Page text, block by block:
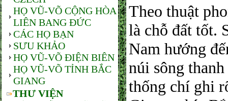
HỌ VŨ-VÕ CỘNG HÒA
LIÊN BANG ĐỨC
CÁC HỌ BẠN
SƯU KHẢO
HỌ VŨ-VÕ ĐIỆN BIÊN
HỌ VŨ-VÕ TỈNH BẮC
GIANG
THƯ VIỆN
Theo thuật
là chỗ đất tốt.
Nam hướng
núi sông
thống chí ghi